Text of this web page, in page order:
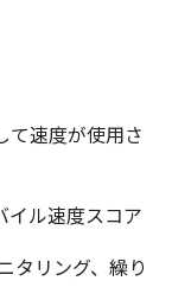
て速度が使用さ
イル速度スコア
タリング、繰り